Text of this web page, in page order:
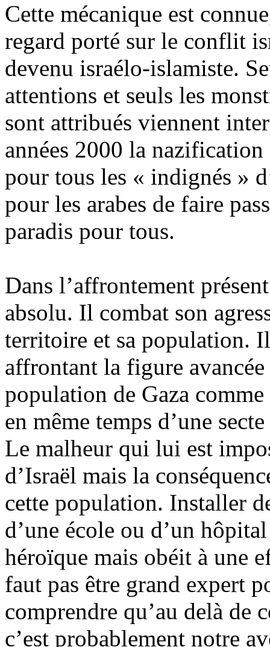
Cette mécanique est
regard porté sur le conflit
devenu israélo-islamiste.
attentions et seuls les
sont attribués viennent
années 2000 la
pour tous les « indignés »
pour les arabes de faire
paradis pour tous.
Dans l’affrontement
absolu. Il combat son
territoire et sa population.
affrontant la figure
population de Gaza
en même temps d’une
Le malheur qui lui est
d’Israël mais la
cette population. Installer
d’une école ou d’un
héroïque mais obéit à une
faut pas être grand expert
comprendre qu’au delà de
c’est probablement notre